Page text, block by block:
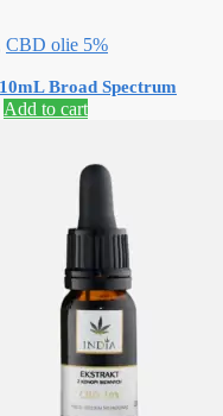
CBD olie 5%
Broad Spectrum
Add to cart